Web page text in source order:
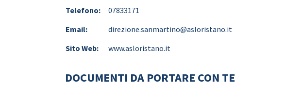
Telefono:
07833171
Email:
direzione.sanmartino@asloristano.it
Sito Web:
www.asloristano.it
DOCUMENTI DA PORTARE CON TE